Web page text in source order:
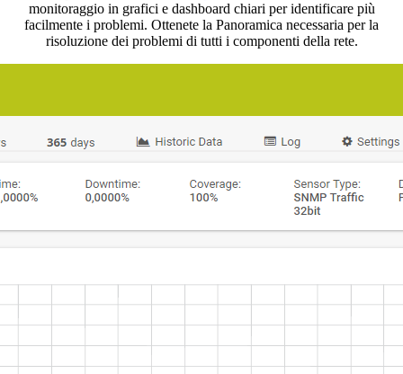
monitoraggio in grafici e dashboard chiari per identificare più
facilmente i problemi. Ottenete la Panoramica necessaria per la
risoluzione dei problemi di tutti i componenti della rete.